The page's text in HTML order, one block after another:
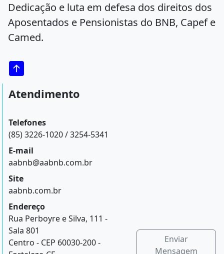
Dedicação e luta em defesa dos direitos dos
Aposentados e Pensionistas do BNB, Capef e
Camed.
Atendimento
Telefones
(85) 3226-1020 / 3254-5341
E-mail
aabnb@aabnb.com.br
Site
aabnb.com.br
Endereço
Rua Perboyre e Silva, 111 -
Sala 801
Centro - CEP 60030-200 -
Enviar
Mensagem